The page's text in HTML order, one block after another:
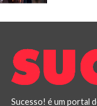
Sucesso! é um portal